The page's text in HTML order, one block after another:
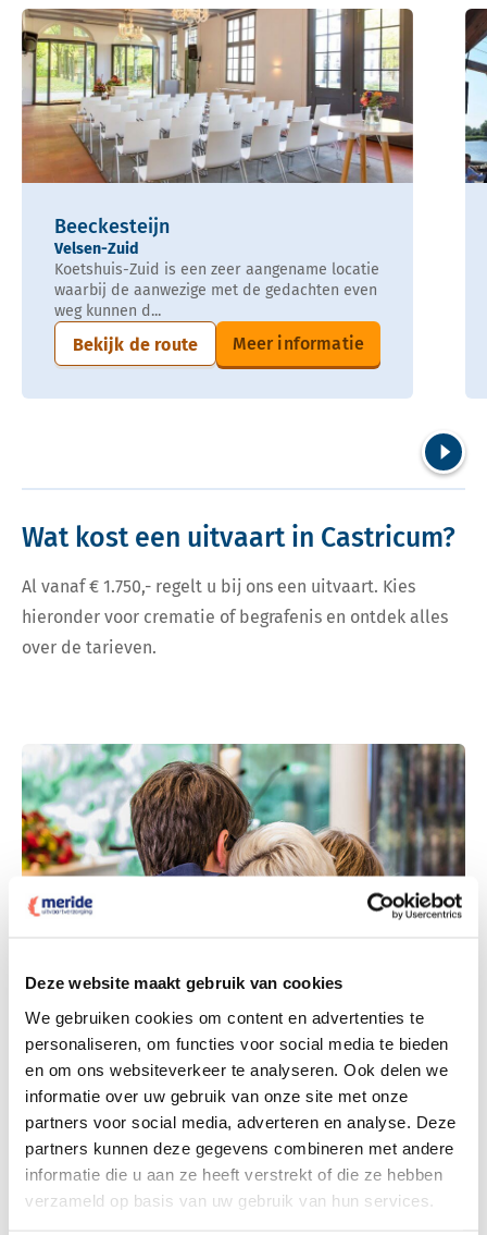
Deze website maakt gebruik van cookies
We gebruiken cookies om content en advertenties te
personaliseren, om functies voor social media te bieden
en om ons websiteverkeer te analyseren. Ook delen we
informatie over uw gebruik van onze site met onze
partners voor social media, adverteren en analyse. Deze
partners kunnen deze gegevens combineren met andere
informatie die u aan ze heeft verstrekt of die ze hebben
verzameld op basis van uw gebruik van hun services.
Beeckesteijn
Velsen-Zuid
Koetshuis-Zuid is een zeer aangename locatie
waarbij de aanwezige met de gedachten even
weg kunnen d...
Bekijk de route Meer informatie
Wat kost een uitvaart in Castricum?
Al vanaf € 1.750,- regelt u bij ons een uitvaart. Kies
hieronder voor crematie of begrafenis en ontdek alles
over de tarieven.
Dit kost een crematie
Bekijk tarieven voor crematie
Bekijk tarieven voor begrafenis